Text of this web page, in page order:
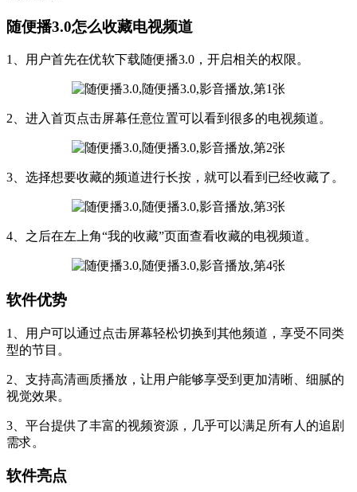
随便播3.0怎么收藏电视频道
1、用户首先在优软下载随便播3.0，开启相关的权限。
2、进入首页点击屏幕任意位置可以看到很多的电视频道。
3、选择想要收藏的频道进行长按，就可以看到已经收藏了。
4、之后在左上角“我的收藏”页面查看收藏的电视频道。
软件优势
1、用户可以通过点击屏幕轻松切换到其他频道，享受不同类
型的节目。
2、支持高清画质播放，让用户能够享受到更加清晰、细腻的
视觉效果。
3、平台提供了丰富的视频资源，几乎可以满足所有人的追剧
需求。
软件亮点